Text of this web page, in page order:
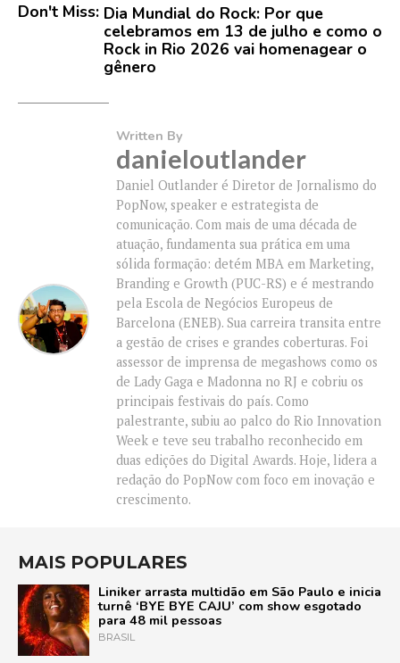
Don't Miss: Dia Mundial do Rock: Por que
celebramos em 13 de julho e como o
Rock in Rio 2026 vai homenagear o
gênero
Written By
danieloutlander
Daniel Outlander é Diretor de Jornalismo do
PopNow, speaker e estrategista de
comunicação. Com mais de uma década de
atuação, fundamenta sua prática em uma
sólida formação: detém MBA em Marketing,
Branding e Growth (PUC-RS) e é mestrando
pela Escola de Negócios Europeus de
Barcelona (ENEB). Sua carreira transita entre
a gestão de crises e grandes coberturas. Foi
assessor de imprensa de megashows como os
de Lady Gaga e Madonna no RJ e cobriu os
principais festivais do país. Como
palestrante, subiu ao palco do Rio Innovation
Week e teve seu trabalho reconhecido em
duas edições do Digital Awards. Hoje, lidera a
redação do PopNow com foco em inovação e
crescimento.
MAIS POPULARES
Liniker arrasta multidão em São Paulo e inicia
turnê ‘BYE BYE CAJU’ com show esgotado
para 48 mil pessoas
BRASIL